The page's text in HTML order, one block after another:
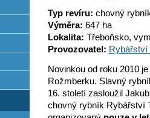
Typ revíru: chovný
Výměra: 647 ha
Lokalita: Třeboňsko,
Provozovatel: Rybářství
Novinkou od roku 2010
Rožmberku. Slavný
16. století zasloužil
chovný rybník Rybářství